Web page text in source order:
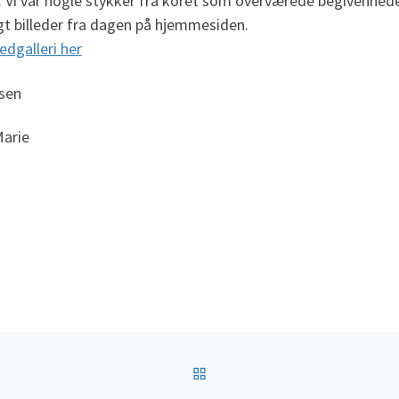
billeder fra dagen på hjemmesiden.
her